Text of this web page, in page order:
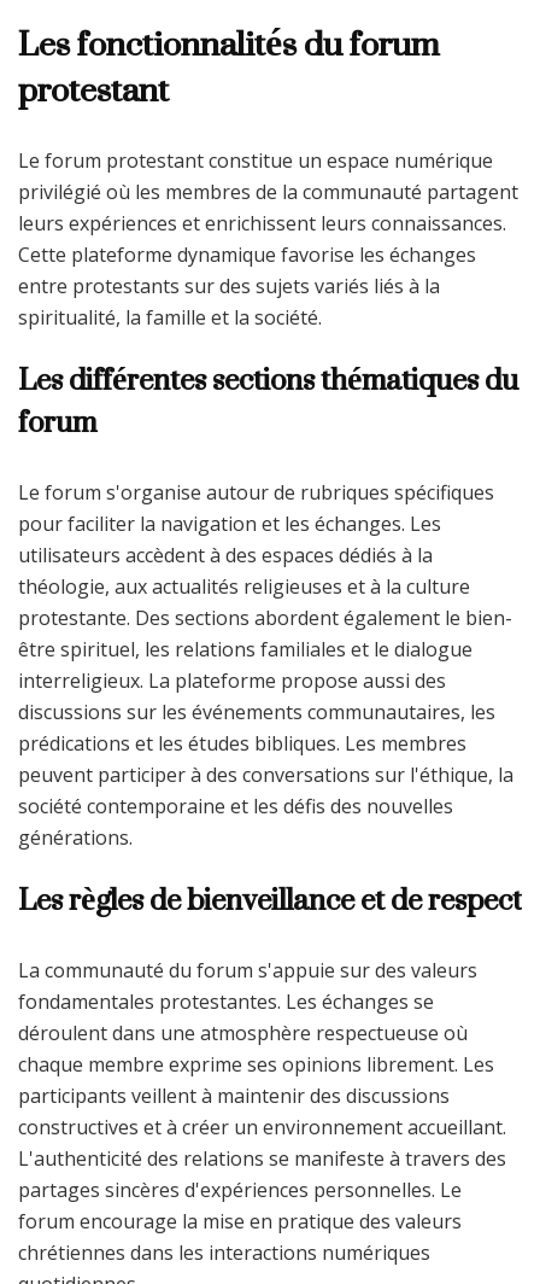
Les fonctionnalités du forum
protestant
Le forum protestant constitue un espace numérique
privilégié où les membres de la communauté partagent
leurs expériences et enrichissent leurs connaissances.
Cette plateforme dynamique favorise les échanges
entre protestants sur des sujets variés liés à la
spiritualité, la famille et la société.
Les différentes sections thématiques du
forum
Le forum s'organise autour de rubriques spécifiques
pour faciliter la navigation et les échanges. Les
utilisateurs accèdent à des espaces dédiés à la
théologie, aux actualités religieuses et à la culture
protestante. Des sections abordent également le bien-
être spirituel, les relations familiales et le dialogue
interreligieux. La plateforme propose aussi des
discussions sur les événements communautaires, les
prédications et les études bibliques. Les membres
peuvent participer à des conversations sur l'éthique, la
société contemporaine et les défis des nouvelles
générations.
Les règles de bienveillance et de respect
La communauté du forum s'appuie sur des valeurs
fondamentales protestantes. Les échanges se
déroulent dans une atmosphère respectueuse où
chaque membre exprime ses opinions librement. Les
participants veillent à maintenir des discussions
constructives et à créer un environnement accueillant.
L'authenticité des relations se manifeste à travers des
partages sincères d'expériences personnelles. Le
forum encourage la mise en pratique des valeurs
chrétiennes dans les interactions numériques